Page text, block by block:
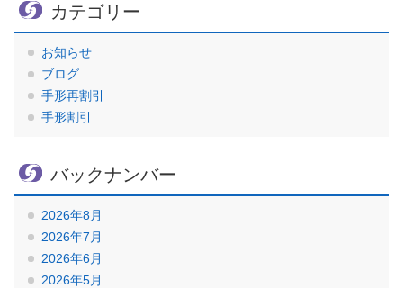
カテゴリー
お知らせ
ブログ
手形再割引
手形割引
バックナンバー
2026年8月
2026年7月
2026年6月
2026年5月